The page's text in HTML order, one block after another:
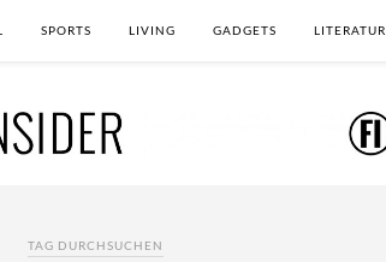
SPORTS LIVING GADGETS LITERATUR
TAG DURCHSUCHEN